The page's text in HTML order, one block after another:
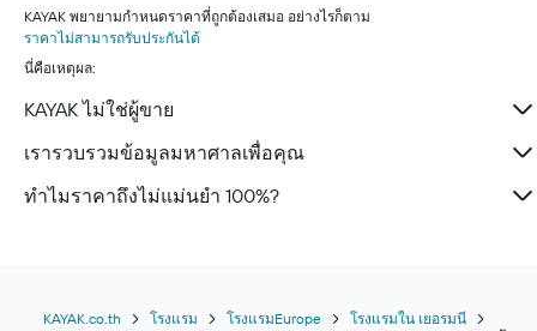
KAYAK พยายามกำหนดราคาที่ถูกต้องเสมอ อย่างไรก็ตาม
ราคาไม่สามารถรับประกันได้
นี่คือเหตุผล:
KAYAK ไม่ใช่ผู้ขาย
เรารวบรวมข้อมูลมหาศาลเพื่อคุณ
ทำไมราคาถึงไม่แม่นยำ 100%?
KAYAK.co.th โรงแรม โรงแรมEurope โรงแรมใน เยอรมนี